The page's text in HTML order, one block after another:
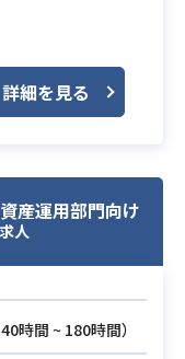
ライセンス
タリング
維持管理、業務
展開、利
関する知見
詳細を見る
産運用部門向け
人
時間 ~ 180時間）